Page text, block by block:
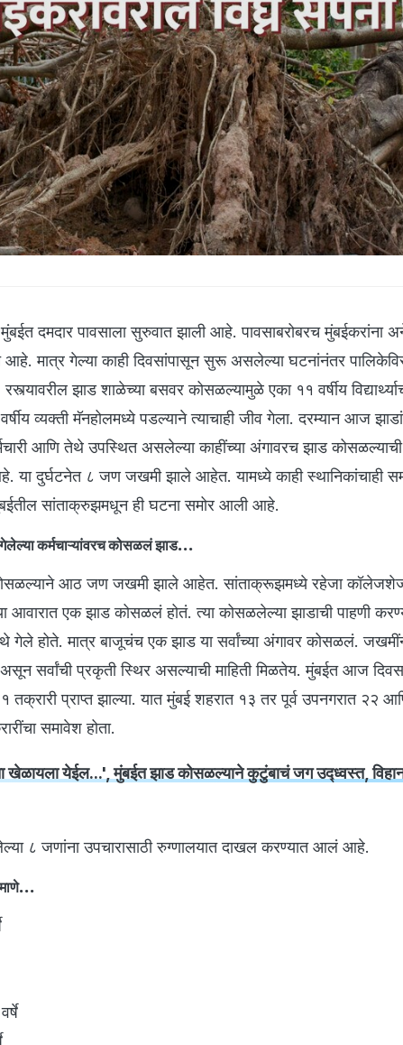
दमदार पावसाला सुरुवात झाली आहे. पावसाबरोबरच मुंबईकरांना
आहे. मात्र गेल्या काही दिवसांपासून सुरू असलेल्या घटनांनंतर
झाड शाळेच्या बसवर कोसळल्यामुळे एका ११ वर्षीय
व्यक्ती मॅनहोलमध्ये पडल्याने त्याचाही जीव गेला. दरम्यान आज
आणि तेथे उपस्थित असलेल्या काहींच्या अंगावरच झाड
या दुर्घटनेत ८ जण जखमी झाले आहेत. यामध्ये काही स्थानिकांचाही
सांताक्रुझमधून ही घटना समोर आली आहे.
गेलेल्या कर्मचाऱ्यांवरच कोसळलं झाड...
आठ जण जखमी झाले आहेत. सांताक्रूझमध्ये रहेजा
आवारात एक झाड कोसळलं होतं. त्या कोसळलेल्या झाडाची पाहणी
गेले होते. मात्र बाजूचंच एक झाड या सर्वांच्या अंगावर कोसळलं.
सर्वांची प्रकृती स्थिर असल्याची माहिती मिळतेय. मुंबईत आज
तक्रारी प्राप्त झाल्या. यात मुंबई शहरात १३ तर पूर्व उपनगरात २२
समावेश होता.
खेळायला येईल...', मुंबईत झाड कोसळल्याने कुटुंबाचं जग उद्ध्वस्त,
८ जणांना उपचारासाठी रुग्णालयात दाखल करण्यात आलं आहे.